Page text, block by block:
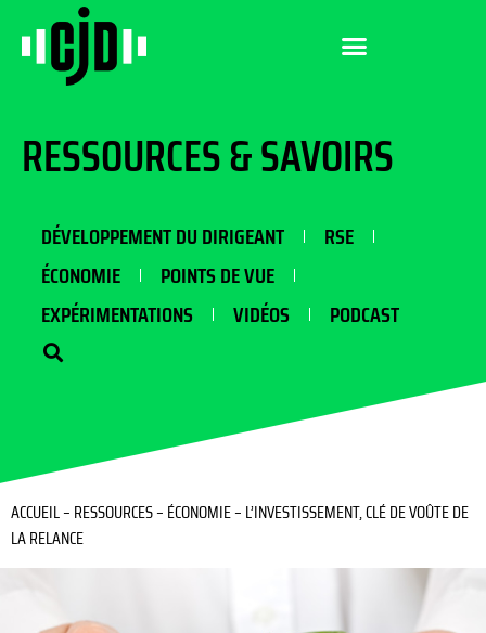
RESSOURCES & SAVOIRS
DÉVELOPPEMENT DU DIRIGEANT
RSE
ÉCONOMIE
POINTS DE VUE
EXPÉRIMENTATIONS
VIDÉOS PODCAST
ACCUEIL– RESSOURCES– ÉCONOMIE– L’INVESTISSEMENT, CLÉ DE VOÛTE DE
LA RELANCE